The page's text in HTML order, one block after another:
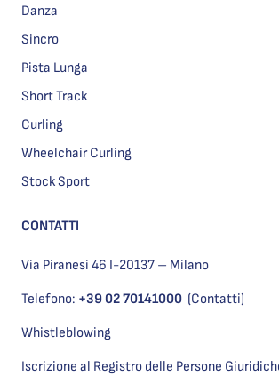
Danza
Sincro
Pista Lunga
Short Track
Curling
Wheelchair Curling
Stock Sport
CONTATTI
Via Piranesi 46 I-20137 – Milano
Telefono: +39 02 70141000 (Contatti)
Whistleblowing
Iscrizione al Registro delle Persone